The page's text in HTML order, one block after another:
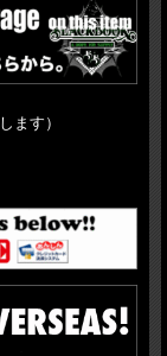
ます）